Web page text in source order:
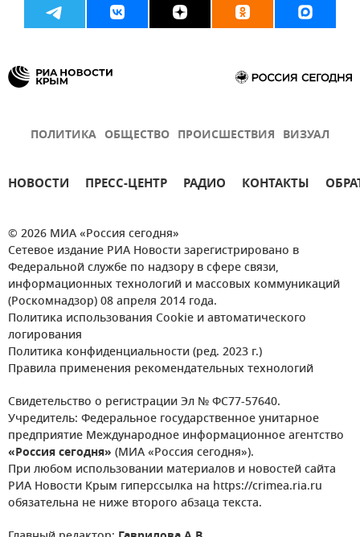
ПОЛИТИКА ОБЩЕСТВО ПРОИСШЕСТВИЯ ВИЗУАЛ
НОВОСТИ ПРЕСС-ЦЕНТР РАДИО КОНТАКТЫ
© 2026 МИА «Россия сегодня»
Сетевое издание РИА Новости зарегистрировано в
Федеральной службе по надзору в сфере связи,
информационных технологий и массовых коммуникаций
(Роскомнадзор) 08 апреля 2014 года.
Политика использования Cookie и автоматического
логирования
Политика конфиденциальности (ред. 2023 г.)
Правила применения рекомендательных технологий
Свидетельство о регистрации Эл № ФС77-57640.
Учредитель: Федеральное государственное унитарное
предприятие Международное информационное агентство
«Россия сегодня» (МИА «Россия сегодня»).
При любом использовании материалов и новостей сайта
РИА Новости Крым гиперссылка на https://crimea.ria.ru
обязательна не ниже второго абзаца текста.